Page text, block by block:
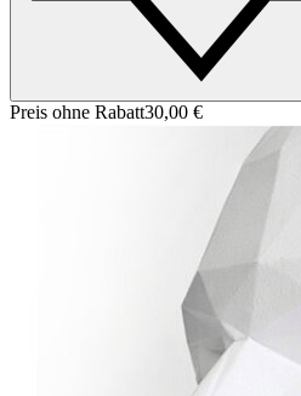
Preis ohne Rabatt30,00 €